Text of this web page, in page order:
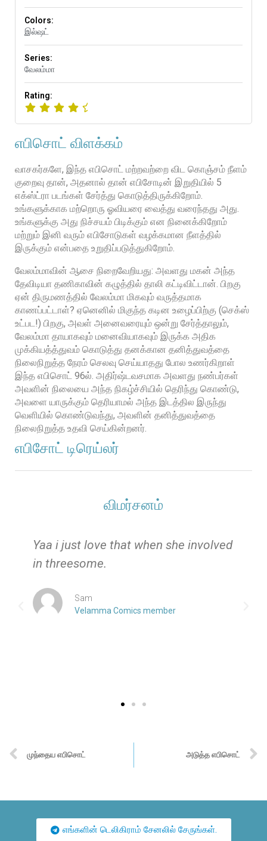
Colors:
இல்ஷட்
Series:
வேலம்மா
Rating:
எபிசொட் விளக்கம்
வாசகர்களே, இந்த எபிசொட் மற்றவற்றை விட கொஞ்சம் நீளம்
குறைவு தான், அதனால் தான் எபிசோடின் இறுதியில் 5
எக்ஸ்ட்ரா படங்கள் சேர்த்து கொடுத்திருக்கிறோம்.
உங்களுக்காக மற்றொரு ஓவியரை வைத்து வரைந்தது அது.
உங்களுக்கு அது நிச்சயம் பிடிக்கும் என நினைக்கிறோம்
மற்றும் இனி வரும் எபிசோடுகள் வழக்கமான நீளத்தில்
இருக்கும் என்பதை உறுதிப்படுத்துகிறோம்.
வேலம்மாவின் ஆசை நிறைவேறியது: அவளது மகன் அந்த
தேவிடியா தணிகாவின் கழுத்தில் தாலி கட்டிவிட்டான். பிறகு
ஏன் திருமணத்தில் வேலம்மா மிகவும் வருத்தமாக
காணப்பட்டாள்? ஏனெனில் மிகுந்த கடின உழைப்பிற்கு (செக்ஸ்
உட்பட!) பிறகு, அவள் அனைவரையும் ஒன்று சேர்த்தாலும்,
வேலம்மா தாயாகவும் மனைவியாகவும் இருக்க அதிக
முக்கியத்த்துவம் கொடுத்து தனக்கான தனித்துவத்தை
நிலைநிறுத்த நேரம் செலவு செய்யாதது போல உணர்கிறாள்
இந்த எபிசொட் 96ல். அதிர்ஷ்டவசமாக அவளது நண்பர்கள்
அவளின் நிலையை அந்த நிகழ்ச்சியில் தெரிந்து கொண்டு,
அவளை யாருக்கும் தெரியாமல் அந்த இடத்தில இருந்து
வெளியில் கொண்டுவந்து, அவளின் தனித்துவத்தை
நிலைநிறுத்த உதவி செய்கின்றனர்.
எபிசோட் டிரெய்லர்
விமர்சனம்
Yaa i just love that when she involved
in threesome.
Sam
Velamma Comics member
முந்தைய எபிசொட் அடுத்த எபிசொட்
எங்களின் டெலிகிராம் சேனலில் சேருங்கள்.